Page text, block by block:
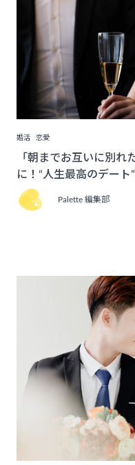
婚活 恋愛
「朝までお互いに別れ
に！“人生最高のデート
Palette 編集部